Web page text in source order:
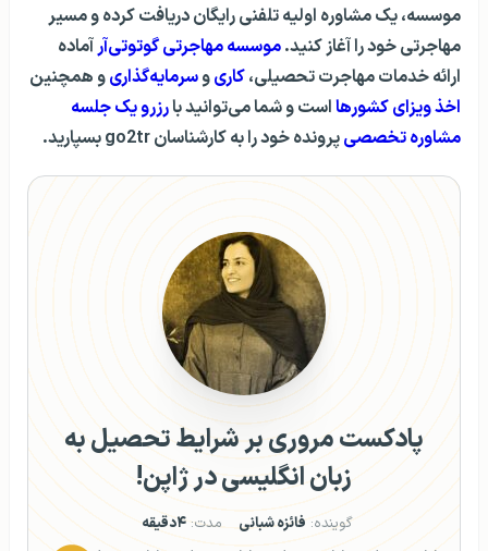
موسسه، یک مشاوره اولیه تلفنی رایگان دریافت کرده و مسیر
مهاجرتی خود را آغاز کنید.موسسه مهاجرتی گوتوتی‌آر آماده
ارائه خدمات مهاجرت تحصیلی،کاریوسرمایه‌گذاریو همچنین
اخذ ویزای کشورهااست و شما می‌توانید بارزرو یک جلسه
مشاوره تخصصیپرونده خود را به کارشناسان go2tr بسپارید.
پادکست مروری بر شرایط تحصیل به
زبان انگلیسی در ژاپن!
گوینده: فائزه شبانی مدت:۴دقیقه